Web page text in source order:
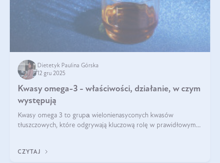
Dietetyk Paulina Górska
12 gru 2025
Kwasy omega-3 - właściwości, działanie, w czym
występują
Kwasy omega 3 to grupа wielonienasyconych kwasów
tłuszczowych, które odgrywają kluczową rolę w prawidłowym
CZYTAJ